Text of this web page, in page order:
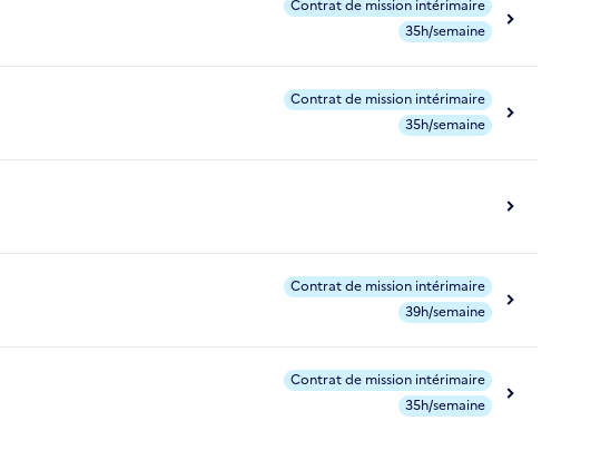
Contrat de mission intérimaire
35h/semaine
Contrat de mission intérimaire
35h/semaine
Contrat de mission intérimaire
39h/semaine
Contrat de mission intérimaire
35h/semaine